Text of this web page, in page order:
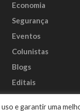
Economia
Segurança
Eventos
Colunistas
Blogs
Editais
e garantir uma